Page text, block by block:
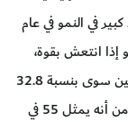
في النمو في عام
إذا انتعش بقوة،
ففي عام 2022، لم يسهم الاستهلاك النهائي في الصين سوى بنسبة 32.8
في المئة في نمو الناتج المحلي الإجمالي، على الرغم من أنه يمثل 55 في